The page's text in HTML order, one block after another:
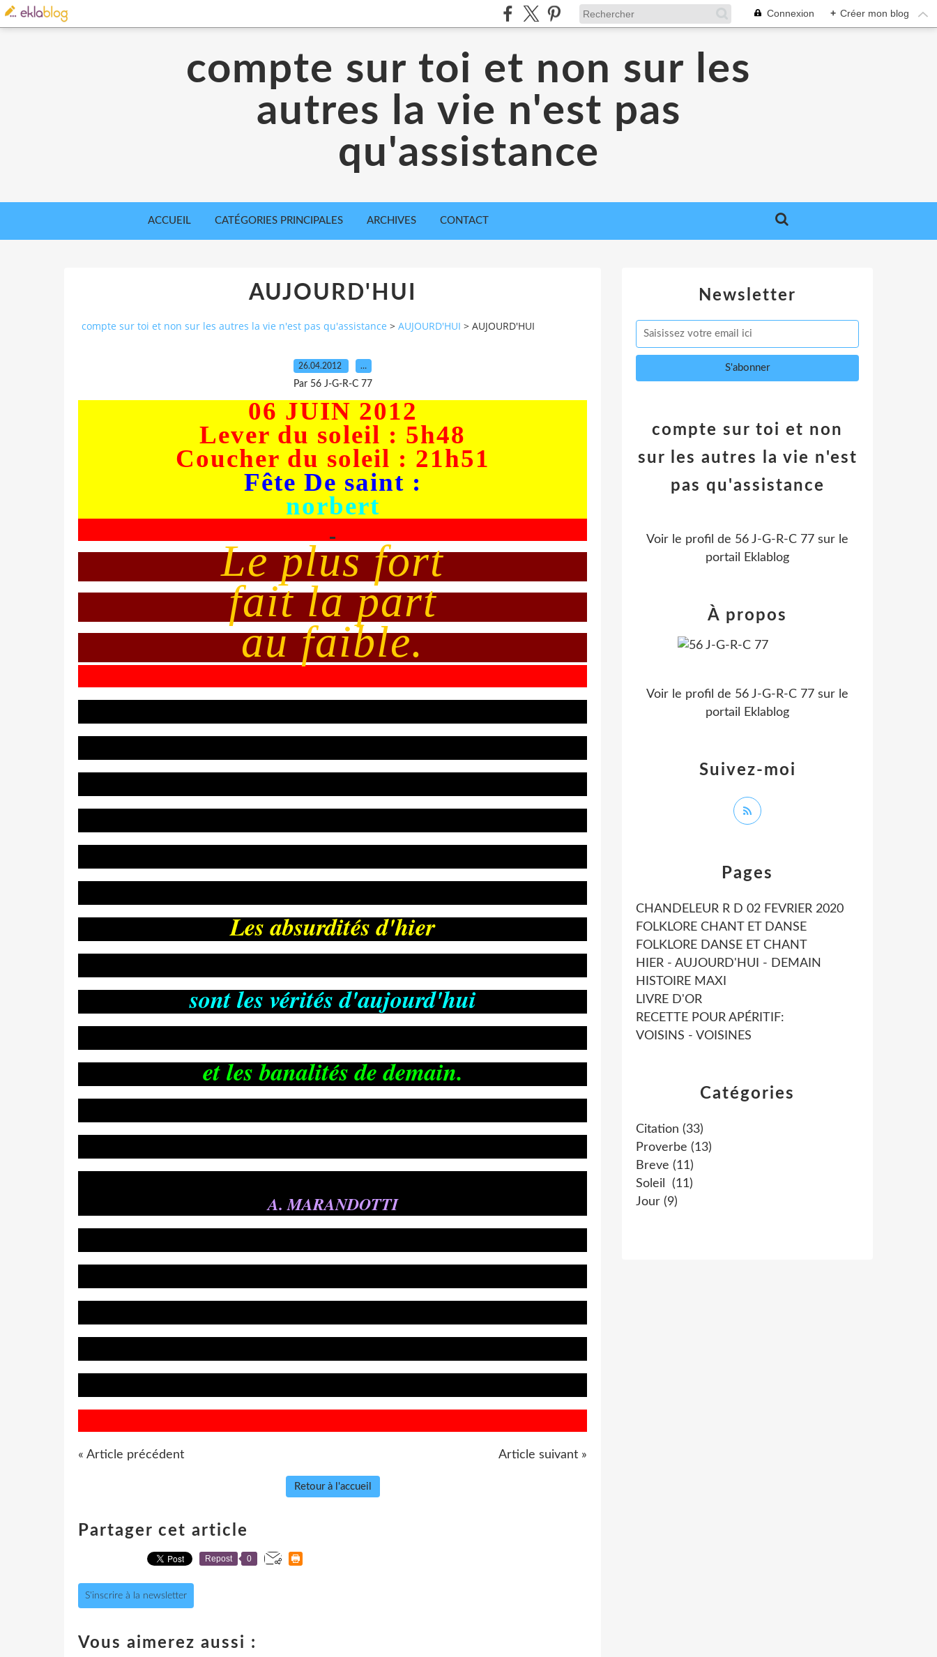
Connexion + Créer mon blog
compte sur toi et non sur les
autres la vie n'est pas
qu'assistance
ACCUEIL CATÉGORIES PRINCIPALES ARCHIVES CONTACT
AUJOURD'HUI
compte sur toi et non sur les autres la vie n'est pas qu'assistance > AUJOURD'HUI > AUJOURD'HUI
26.04.2012 …
Par 56 J-G-R-C 77
06 JUIN 2012
Lever du soleil : 5h48
Coucher du soleil : 21h51
Fête De saint :
norbert
Le plus fort
fait la part
au faible.
Les absurdités d'hier
sont les vérités d'aujourd'hui
et les banalités de demain.
A. MARANDOTTI
« Article précédent Article suivant »
Retour à l'accueil
Partager cet article
Repost 0
S'inscrire à la newsletter
Vous aimerez aussi :
Newsletter
Catégories
Citation (33)
Proverbe (13)
Breve (11)
Soleil
(11)
Jour (9)
Pages
CHANDELEUR R D 02 FEVRIER 2020
FOLKLORE CHANT ET DANSE
FOLKLORE DANSE ET CHANT
HIER - AUJOURD'HUI - DEMAIN
HISTOIRE MAXI
LIVRE D'OR
RECETTE POUR APÉRITIF:
VOISINS - VOISINES
compte sur toi et non
sur les autres la vie n'est
pas qu'assistance
Voir le profil de 56 J-G-R-C 77 sur le
portail Eklablog
Suivez-moi
À propos
Voir le profil de 56 J-G-R-C 77 sur le
portail Eklablog